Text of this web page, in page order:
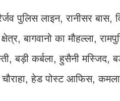
पुलिस लाइन, रानीसर बास,
बागवानो का मौहल्ला,
बड़ी कर्बला, हुसैनी मस्जिद,
हेड पोस्ट आफिस, कमला